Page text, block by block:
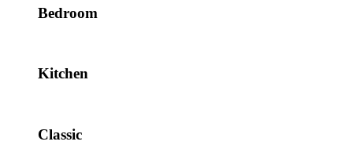
Bedroom
Kitchen
Classic